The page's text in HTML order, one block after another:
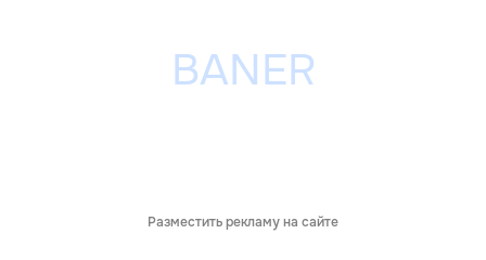
Разместить рекламу на сайте